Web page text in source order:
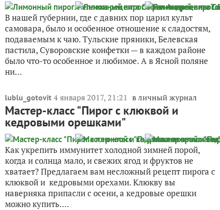
В нашей губернии, где с давних пор царил культ
самовара, было и особенное отношение к сладостям,
подаваемым к чаю. Тульские пряники, Белевская
пастила, Суворовские конфетки — в каждом районе
было что-то особенное и любимое. А в Ясной поляне
ни...
lublu_gotovit 4 января 2017, 21:21 в личный журнал
Мастер-класс "Пирог с клюквой и
кедровыми орешками"
Как укрепить иммунитет холодной зимней порой,
когда и солнца мало, и свежих ягод и фруктов не
хватает? Предлагаем вам несложный рецепт пирога с
клюквой и кедровыми орехами. Клюкву вы
наверняка припасли с осени, а кедровые орешки
можно купить....